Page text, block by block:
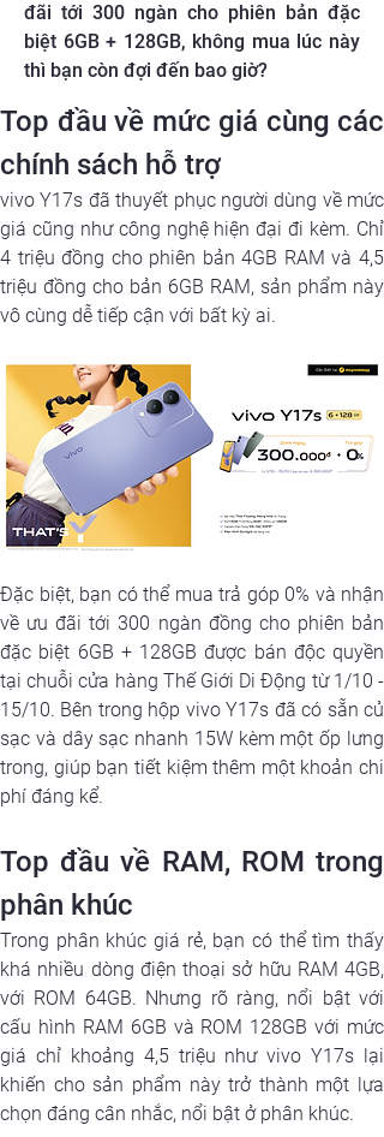
đãi tới 300 ngàn cho phiên bản đặc
biệt 6GB + 128GB, không mua lúc này
thì bạn còn đợi đến bao giờ?
Top đầu về mức giá cùng các
chính sách hỗ trợ
vivo Y17s đã thuyết phục người dùng về mức
giá cũng như công nghệ hiện đại đi kèm. Chỉ
4 triệu đồng cho phiên bản 4GB RAM và 4,5
triệu đồng cho bản 6GB RAM, sản phẩm này
vô cùng dễ tiếp cận với bất kỳ ai.
Đặc biệt, bạn có thể mua trả góp 0% và nhận
về ưu đãi tới 300 ngàn đồng cho phiên bản
đặc biệt 6GB + 128GB được bán độc quyền
tại chuỗi cửa hàng Thế Giới Di Động từ 1/10 -
15/10. Bên trong hộp vivo Y17s đã có sẵn củ
sạc và dây sạc nhanh 15W kèm một ốp lưng
trong, giúp bạn tiết kiệm thêm một khoản chi
phí đáng kể.
Top đầu về RAM, ROM trong
phân khúc
Trong phân khúc giá rẻ, bạn có thể tìm thấy
khá nhiều dòng điện thoại sở hữu RAM 4GB,
với ROM 64GB. Nhưng rõ ràng, nổi bật với
cấu hình RAM 6GB và ROM 128GB với mức
giá chỉ khoảng 4,5 triệu như vivo Y17s lại
khiến cho sản phẩm này trở thành một lựa
chọn đáng cân nhắc, nổi bật ở phân khúc.